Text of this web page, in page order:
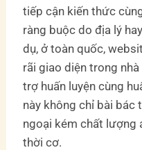
tiếp cận kiến thức
ràng buộc do địa lý
dụ, ở toàn quốc,
rãi giao diện trong
trợ huấn luyện cùng
này không chỉ bài bác
ngoại kém chất lượng
thời cơ.